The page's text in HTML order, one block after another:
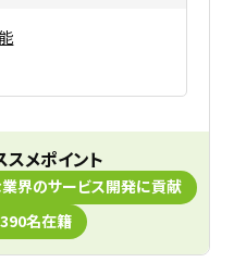
メポイント
界のサービス開発に貢献
名在籍